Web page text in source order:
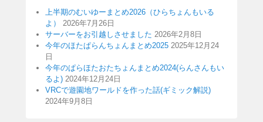
上半期のむいゆーまとめ2026（ひらちょんもいる
よ）
2026年7月26日
サーバーをお引越しさせました 2026年2月8日
今年のほたぱらんちょんまとめ2025 2025年12月24
日
今年のぱらほたおたちょんまとめ2024(らんさんもい
るよ) 2024年12月24日
VRCで遊園地ワールドを作った話(ギミック解説)
2024年9月8日